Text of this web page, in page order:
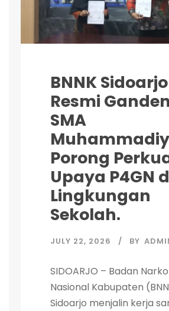
BNNK Sidoarjo
Resmi
SMA
Porong
Upaya P4GN
Lingkungan
Sekolah.
JULY 22, 2026 BY
SIDOARJO – Badan
Nasional Kabupaten
Sidoarjo menjalin kerja